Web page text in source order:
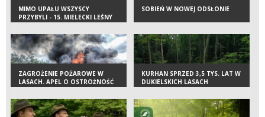
MIMO UPAŁU WSZYSCY
PRZYBYLI - 15. MIELECKI LEŚNY
MINIRAJD ROWEROWY
SOBIEŃ W NOWEJ ODSŁONIE
ZAGROŻENIE POŻAROWE W
LASACH. APEL O OSTROŻNOŚĆ
KURHAN SPRZED 3,5 TYS. LAT W
DUKIELSKICH LASACH